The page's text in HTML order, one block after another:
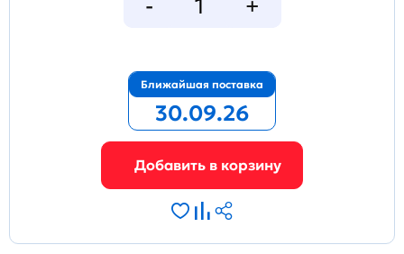
Ближайшая поставка
30.09.26